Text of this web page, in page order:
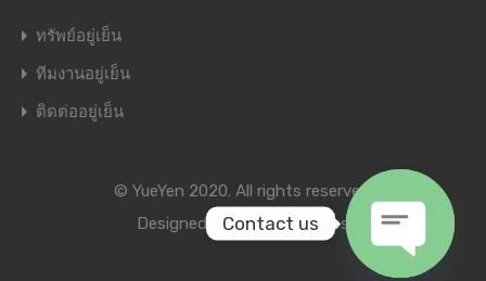
ทรัพย์อยู่เย็น
ทีมงานอยู่เย็น
ติดต่ออยู่เย็น
© YueYen 2020. All rights reserved.
Designed byInspiry Themes
Contact us